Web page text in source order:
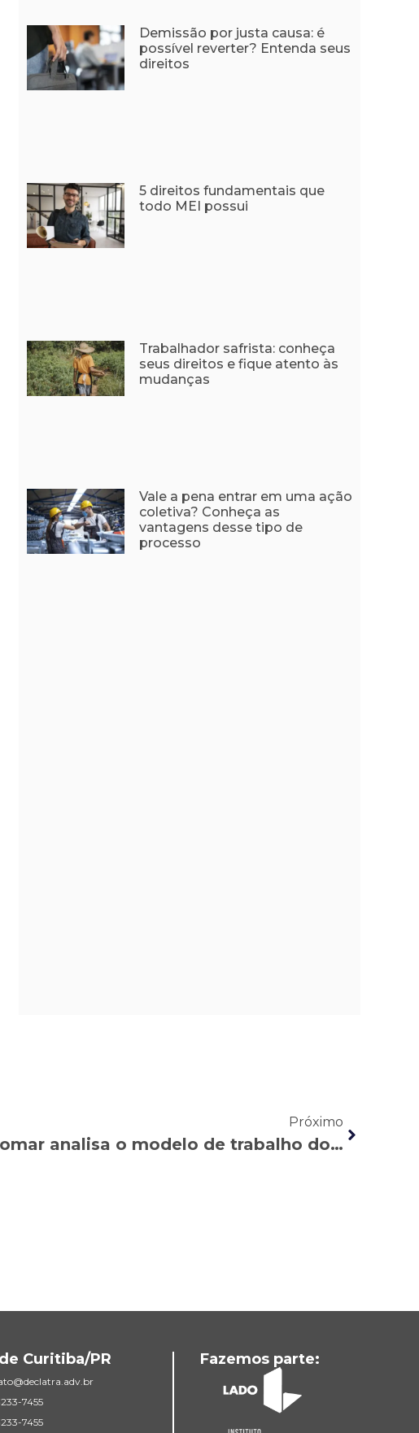
Demissão por justa causa: é
possível reverter? Entenda seus
direitos
5 direitos fundamentais que
todo MEI possui
Trabalhador safrista: conheça
seus direitos e fique atento às
mudanças
Vale a pena entrar em uma ação
coletiva? Conheça as
vantagens desse tipo de
processo
Próximo
RIC: Rodrigo Comar analisa o modelo de trabalho dos aplicativos para empregadas domésticas
Curitiba/PR
7455
7455
Fazemos parte: